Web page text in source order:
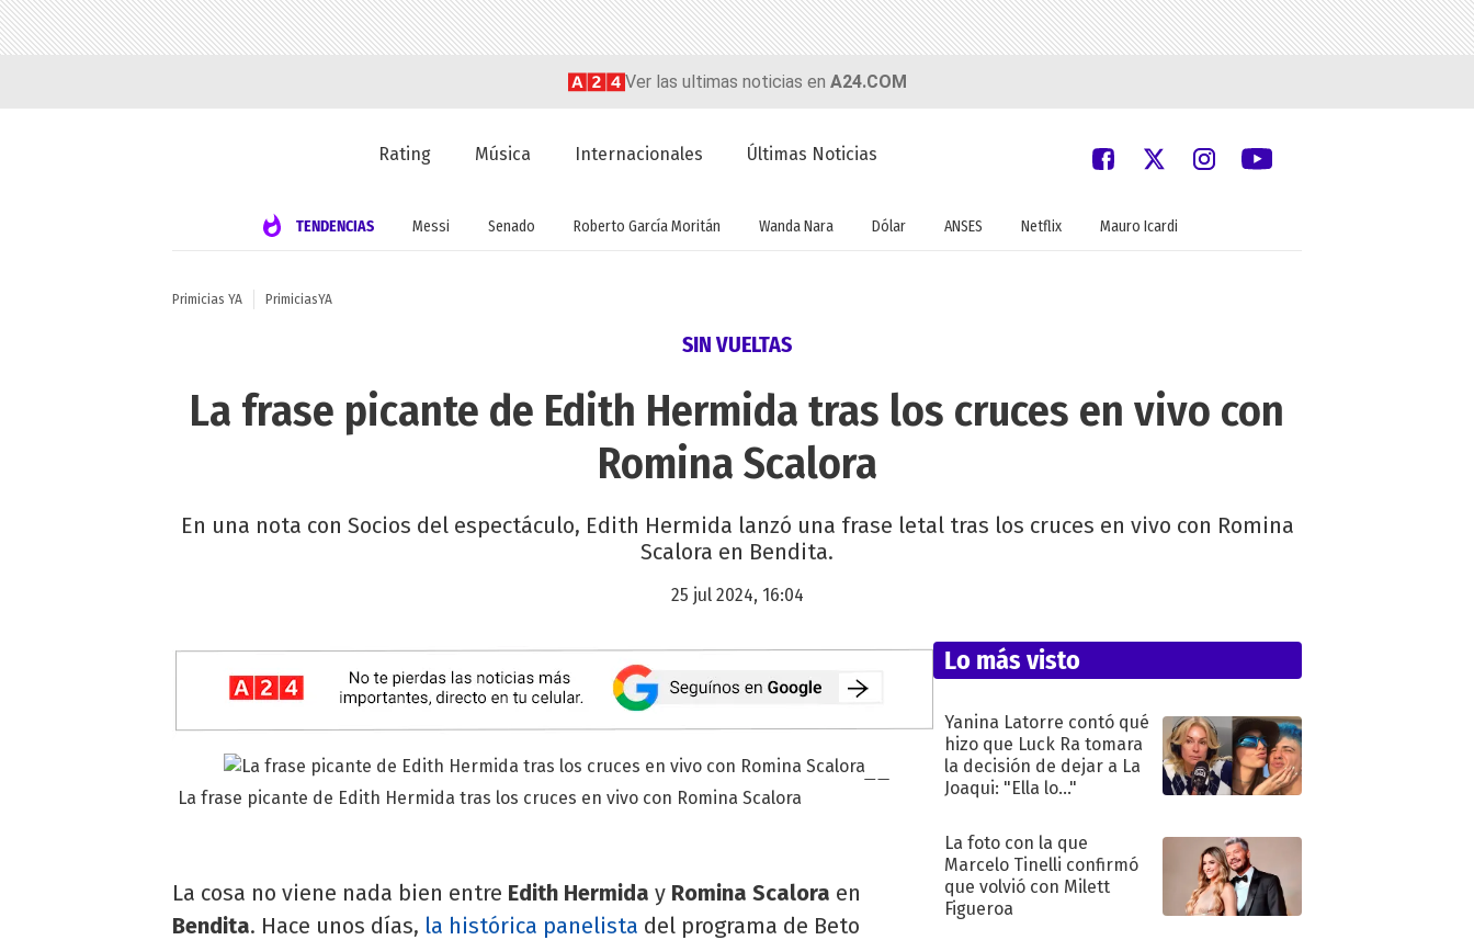
Ver las ultimas noticias en A24.COM
Rating Música Internacionales Últimas Noticias
TENDENCIAS Messi Senado Roberto García Moritán Wanda Nara Dólar ANSES Netflix Mauro Icardi
Primicias YA PrimiciasYA
SIN VUELTAS
La frase picante de Edith Hermida tras los cruces en vivo con
Romina Scalora
En una nota con Socios del espectáculo, Edith Hermida lanzó una frase letal tras los cruces en vivo con Romina
Scalora en Bendita.
25 jul 2024, 16:04
La frase picante de Edith Hermida tras los cruces en vivo con Romina Scalora
La cosa no viene nada bien entre Edith Hermida y Romina Scalora en
Bendita. Hace unos días, la histórica panelista del programa de Beto
Lo más visto
Yanina Latorre contó qué
hizo que Luck Ra tomara
la decisión de dejar a La
Joaqui: "Ella lo..."
La foto con la que
Marcelo Tinelli confirmó
que volvió con Milett
Figueroa